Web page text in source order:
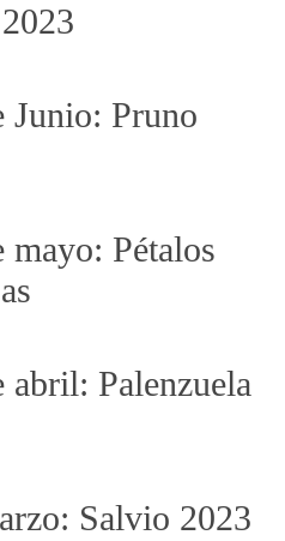
Junio: Pruno
Pétalos
Palenzuela
Salvio 2023